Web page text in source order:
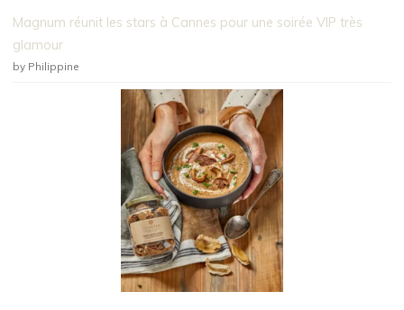
Magnum réunit les stars à Cannes pour une soirée VIP très
glamour
by Philippine